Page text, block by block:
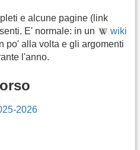
e alcune pagine (link
E' normale: in un
wiki
po' alla volta e gli argomenti
l'anno.
2026